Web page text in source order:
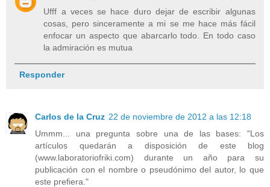
Ufff a veces se hace duro dejar de escribir algunas
cosas, pero sinceramente a mi se me hace más fácil
enfocar un aspecto que abarcarlo todo. En todo caso
la admiración es mutua
Responder
Carlos de la Cruz 22 de noviembre de 2012 a las 12:18
Ummm... una pregunta sobre una de las bases: "Los
artículos quedarán a disposición de este blog
(www.laboratoriofriki.com) durante un año para su
publicación con el nombre o pseudónimo del autor, lo que
este prefiera."